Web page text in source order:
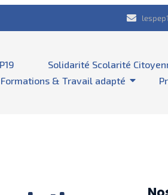
Solidarité Scolarité
Formations & Travail adapté